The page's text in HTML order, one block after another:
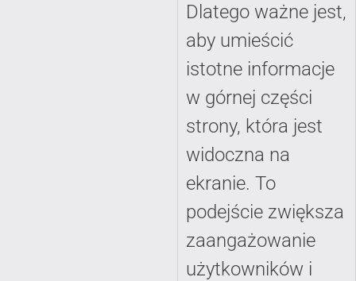
Dlatego ważne jest,
aby umieścić
istotne informacje
w górnej części
strony, która jest
widoczna na
ekranie. To
podejście zwiększa
zaangażowanie
użytkowników i